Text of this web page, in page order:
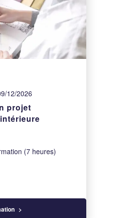
12/2026
projet
(7 heures)